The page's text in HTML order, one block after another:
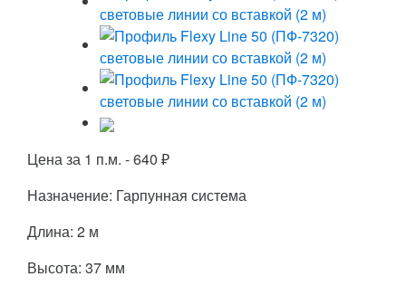
Цена за 1 п.м. -640 ₽
Назначение: Гарпунная система
Длина: 2 м
Высота: 37 мм